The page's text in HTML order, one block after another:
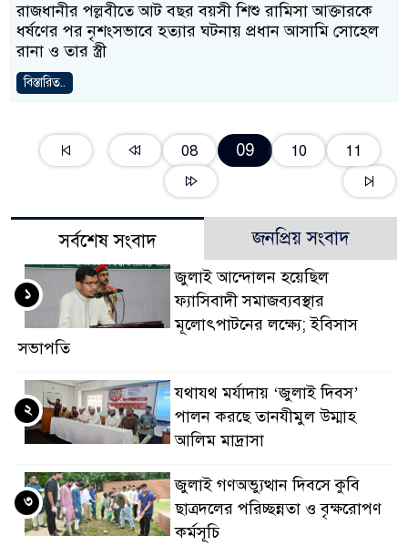
রাজধানীর পল্লবীতে আট বছর বয়সী শিশু রামিসা আক্তারকে
ধর্ষণের পর নৃশংসভাবে হত্যার ঘটনায় প্রধান আসামি সোহেল
রানা ও তার স্ত্রী
বিস্তারিত..
08 09 10 11
সর্বশেষ সংবাদ জনপ্রিয় সংবাদ
জুলাই আন্দোলন হয়েছিল
ফ্যাসিবাদী সমাজব্যবস্থার
মূলোৎপাটনের লক্ষ্যে; ইবিসাস
সভাপতি
১
যথাযথ মর্যাদায় ‘জুলাই দিবস’
পালন করছে তানযীমুল উম্মাহ
আলিম মাদ্রাসা
২
জুলাই গণঅভ্যুত্থান দিবসে কুবি
ছাত্রদলের পরিচ্ছন্নতা ও বৃক্ষরোপণ
কর্মসূচি
৩